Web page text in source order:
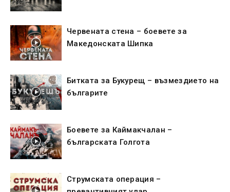
Червената стена – боевете за
Македонската Шипка
Битката за Букурещ – възмездието на
българите
Боевете за Каймакчалан –
българската Голгота
Струмската операция –